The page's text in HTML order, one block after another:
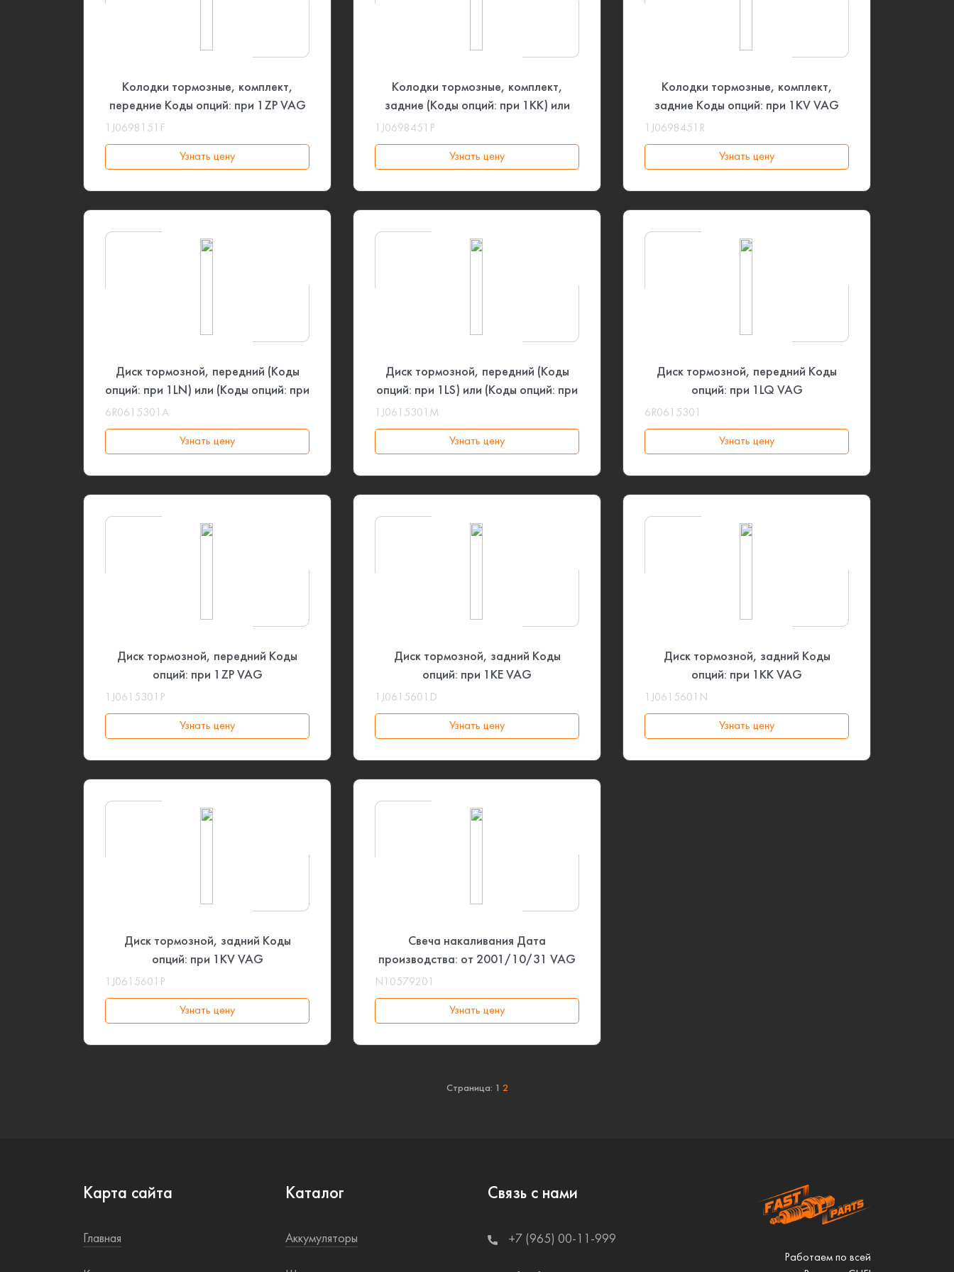
Колодки тормозные, комплект,
передние Коды опций: при 1ZP VAG
1J0698151F
Узнать цену
Колодки тормозные, комплект,
задние (Коды опций: при 1KK) или
(Коды опций: при 1KE) VAG
1J0698451P
Узнать цену
Колодки тормозные, комплект,
задние Коды опций: при 1KV VAG
1J0698451R
Узнать цену
Диск тормозной, передний (Коды
опций: при 1LN) или (Коды опций: при
1ZD) или (Коды опций: при 1LE) VAG
6R0615301A
Узнать цену
Диск тормозной, передний (Коды
опций: при 1LS) или (Коды опций: при
1J0615301M
Узнать цену
Диск тормозной, передний Коды
опций: при 1LQ VAG
6R0615301
Узнать цену
Диск тормозной, передний Коды
опций: при 1ZP VAG
1J0615301P
Узнать цену
Диск тормозной, задний Коды
опций: при 1KE VAG
1J0615601D
Узнать цену
Диск тормозной, задний Коды
опций: при 1KK VAG
1J0615601N
Узнать цену
Диск тормозной, задний Коды
опций: при 1KV VAG
1J0615601P
Узнать цену
Свеча накаливания Дата
производства: от 2001/10/31 VAG
N10579201
Узнать цену
Страница: 1 2
Карта сайта
Главная
Каталог
Аккумуляторы
Связь с нами
+7 (965) 00-11-999
Работаем по всей